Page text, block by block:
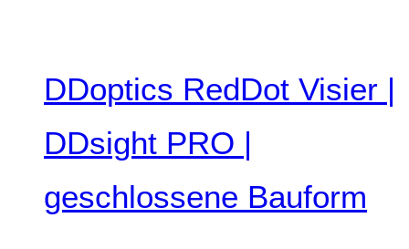
DDoptics RedDot Visier |
DDsight PRO |
geschlossene Bauform